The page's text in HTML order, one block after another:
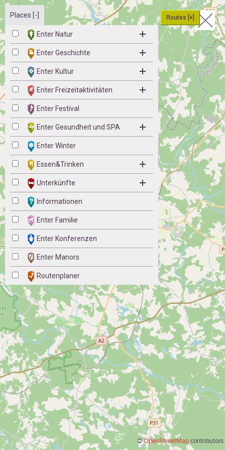
©OpenStreetMapcontributors
Places [-]
Enter Natur
Enter Geschichte
Enter Kultur
Enter Freizeitaktivitäten
Enter Festival
Enter Gesundheit und SPA
Enter Winter
Essen&Trinken
Unterkünfte
Informationen
Enter Familie
Enter Konferenzen
Enter Manors
Routenplaner
Routes [+]